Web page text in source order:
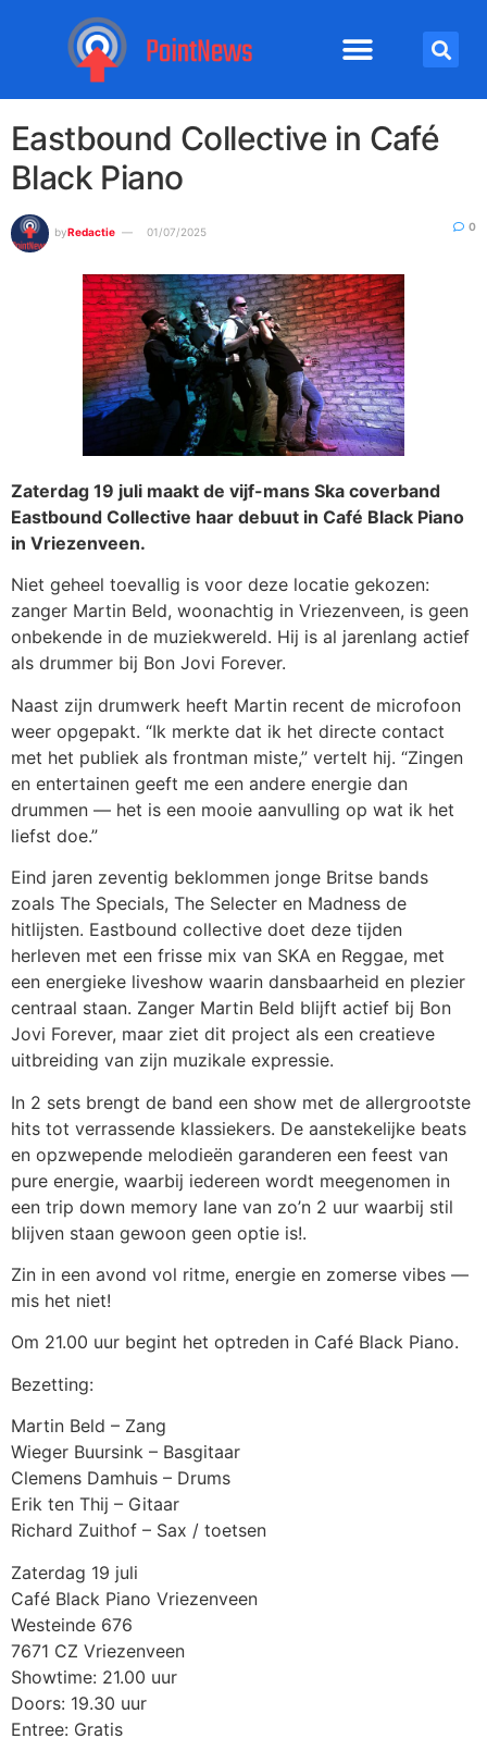
Eastbound Collective in Café
Black Piano
byRedactie 01/07/2025 0
Zaterdag 19 juli maakt de vijf-mans Ska coverband
Eastbound Collective haar debuut in Café Black Piano
in Vriezenveen.
Niet geheel toevallig is voor deze locatie gekozen:
zanger Martin Beld, woonachtig in Vriezenveen, is geen
onbekende in de muziekwereld. Hij is al jarenlang actief
als drummer bij Bon Jovi Forever.
Naast zijn drumwerk heeft Martin recent de microfoon
weer opgepakt. “Ik merkte dat ik het directe contact
met het publiek als frontman miste,” vertelt hij. “Zingen
en entertainen geeft me een andere energie dan
drummen — het is een mooie aanvulling op wat ik het
liefst doe.”
Eind jaren zeventig beklommen jonge Britse bands
zoals The Specials, The Selecter en Madness de
hitlijsten. Eastbound collective doet deze tijden
herleven met een frisse mix van SKA en Reggae, met
een energieke liveshow waarin dansbaarheid en plezier
centraal staan. Zanger Martin Beld blijft actief bij Bon
Jovi Forever, maar ziet dit project als een creatieve
uitbreiding van zijn muzikale expressie.
In 2 sets brengt de band een show met de allergrootste
hits tot verrassende klassiekers. De aanstekelijke beats
en opzwepende melodieën garanderen een feest van
pure energie, waarbij iedereen wordt meegenomen in
een trip down memory lane van zo’n 2 uur waarbij stil
blijven staan gewoon geen optie is!.
Zin in een avond vol ritme, energie en zomerse vibes —
mis het niet!
Om 21.00 uur begint het optreden in Café Black Piano.
Bezetting:
Martin Beld – Zang
Wieger Buursink – Basgitaar
Clemens Damhuis – Drums
Erik ten Thij – Gitaar
Richard Zuithof – Sax / toetsen
Zaterdag 19 juli
Café Black Piano Vriezenveen
Westeinde 676
7671 CZ Vriezenveen
Showtime: 21.00 uur
Doors: 19.30 uur
Entree: Gratis